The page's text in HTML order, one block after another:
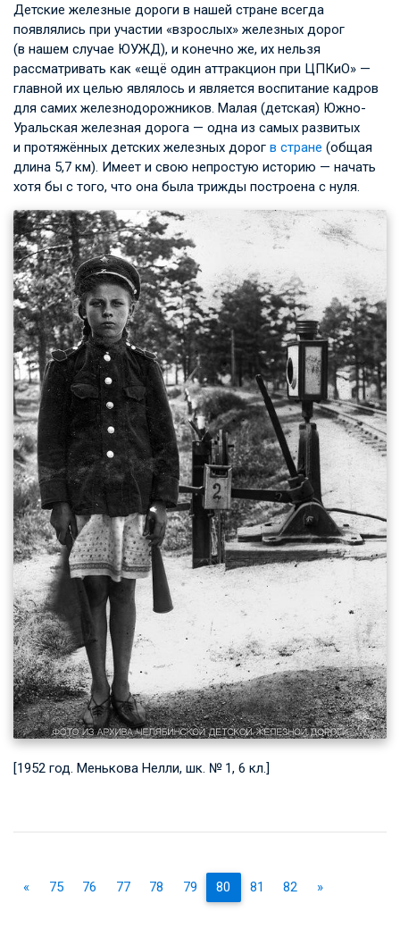
Детские железные дороги в нашей стране всегда
появлялись при участии «взрослых» железных дорог
(в нашем случае ЮУЖД), и конечно же, их нельзя
рассматривать как «ещё один аттракцион при ЦПКиО» —
главной их целью являлось и является воспитание кадров
для самих железнодорожников. Малая (детская) Южно-
Уральская железная дорога — одна из самых развитых
и протяжённых детских железных дорог в стране (общая
длина 5,7 км). Имеет и свою непростую историю — начать
хотя бы с того, что она была трижды построена с нуля.
[1952 год. Менькова Нелли, шк. № 1, 6 кл.]
« 75 76 77 78 79 80 81 82 »